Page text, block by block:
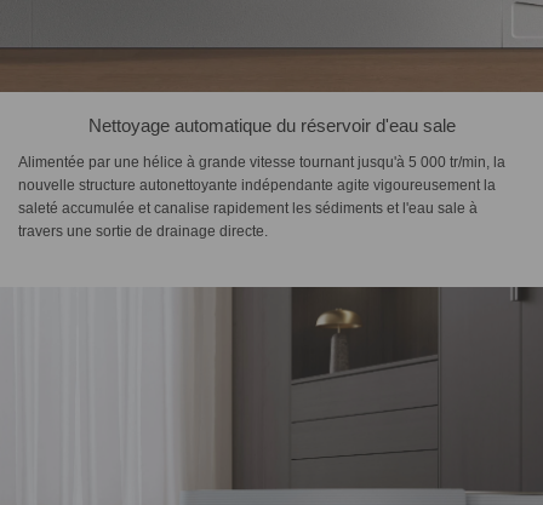
Nettoyage automatique du réservoir d'eau sale
Alimentée par une hélice à grande vitesse tournant jusqu'à 5 000 tr/min, la
nouvelle structure autonettoyante indépendante agite vigoureusement la
saleté accumulée et canalise rapidement les sédiments et l'eau sale à
travers une sortie de drainage directe.